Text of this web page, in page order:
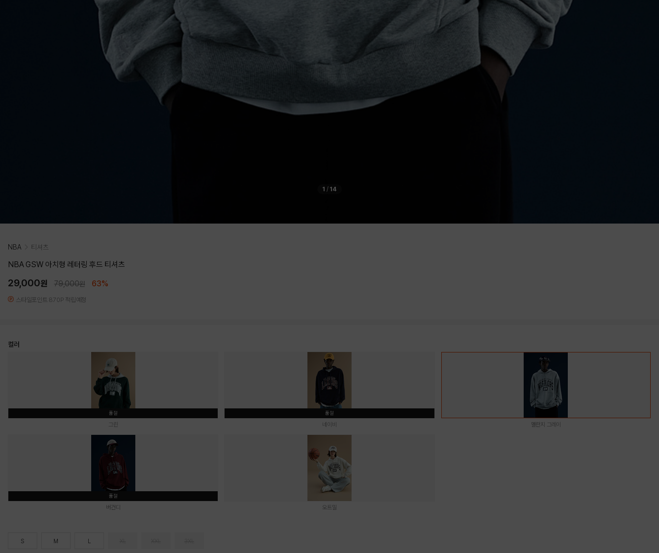
1 / 14
NBA 티셔츠
NBA GSW 아치형 레터링 후드 티셔츠
29,000원 79,000원 63%
스타일포인트 870P 적립예정
컬러
품절
그린
품절
네이비 멜란지 그레이
품절
버건디 오트밀
S M L